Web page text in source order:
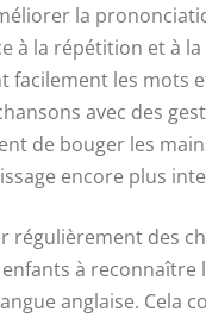
la
à la répétition et à
facilement les mots
avec des
de bouger les
encore plus
régulièrement des
à reconnaître
anglaise. Cela